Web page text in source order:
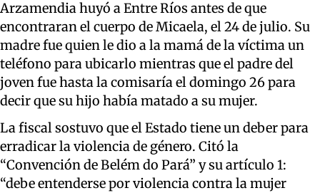
Arzamendia huyó a Entre Ríos antes de que
encontraran el cuerpo de Micaela, el 24 de julio. Su
madre fue quien le dio a la mamá de la víctima un
teléfono para ubicarlo mientras que el padre del
joven fue hasta la comisaría el domingo 26 para
decir que su hijo había matado a su mujer.
La fiscal sostuvo que el Estado tiene un deber para
erradicar la violencia de género. Citó la
“Convención de Belém do Pará” y su artículo 1:
“debe entenderse por violencia contra la mujer